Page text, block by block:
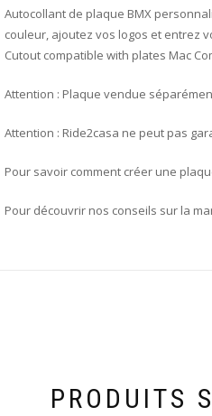
Autocollant de plaque BMX
couleur, ajoutez vos logos et entrez
Cutout compatible with plates Mac
Attention : Plaque vendue
Attention : Ride2casa ne peut pas
Pour savoir comment créer une
Pour découvrir nos conseils sur la
PRODUITS